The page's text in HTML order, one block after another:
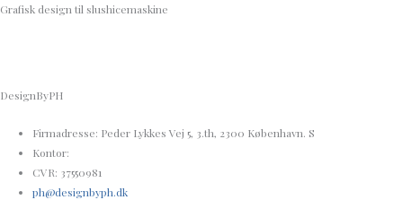
Grafisk design til slushicemaskine
DesignByPH
Firmadresse: Peder Lykkes Vej 5, 3.th, 2300 København. S
Kontor:
CVR: 37550981
ph@designbyph.dk